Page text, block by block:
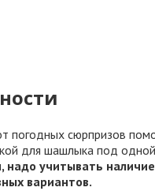
погодных сюрпризов
для шашлыка под
надо учитывать
вариантов.